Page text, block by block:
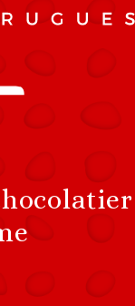
Maître